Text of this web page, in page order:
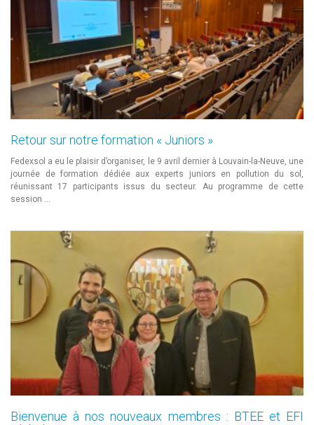
Retour sur notre formation « Juniors »
Fedexsol a eu le plaisir d’organiser, le 9 avril dernier à Louvain-la-Neuve, une
journée de formation dédiée aux experts juniors en pollution du sol,
réunissant 17 participants issus du secteur. Au programme de cette
session …
Bienvenue à nos nouveaux membres : BTEE et EFI